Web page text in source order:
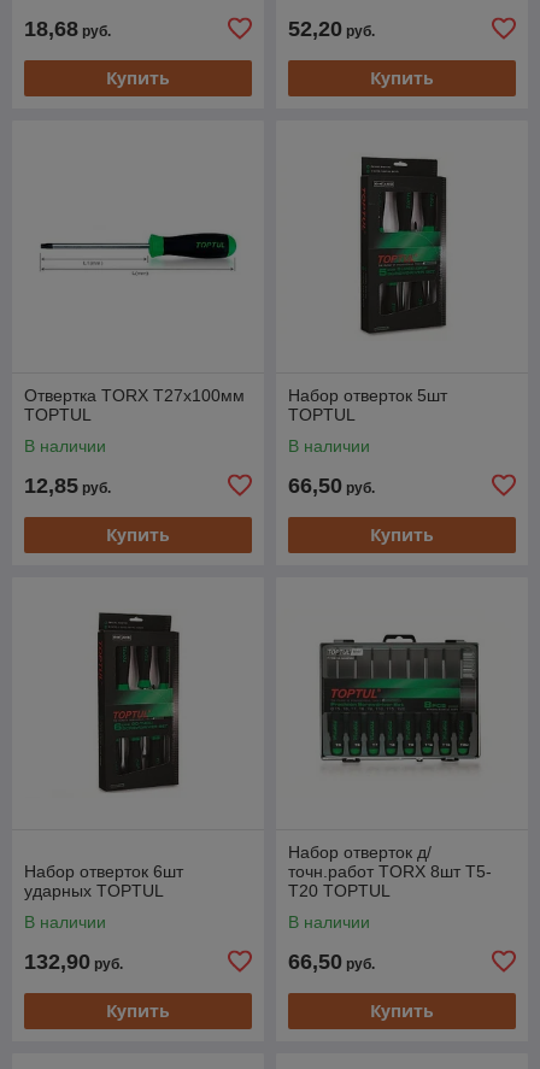
18,68 руб.
Купить
52,20 руб.
Купить
Отвертка TORX T27x100мм
TOPTUL
В наличии
12,85 руб.
Купить
Набор отверток 5шт
TOPTUL
В наличии
66,50 руб.
Купить
Набор отверток 6шт
ударных TOPTUL
В наличии
132,90 руб.
Купить
Набор отверток д/
точн.работ TORX 8шт T5-
T20 TOPTUL
В наличии
66,50 руб.
Купить